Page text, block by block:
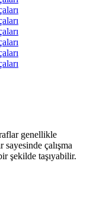
genellikle
çalışma
şekilde taşıyabilir.